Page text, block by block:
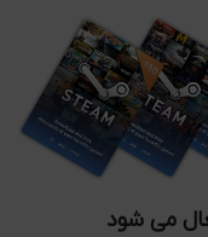
می شود